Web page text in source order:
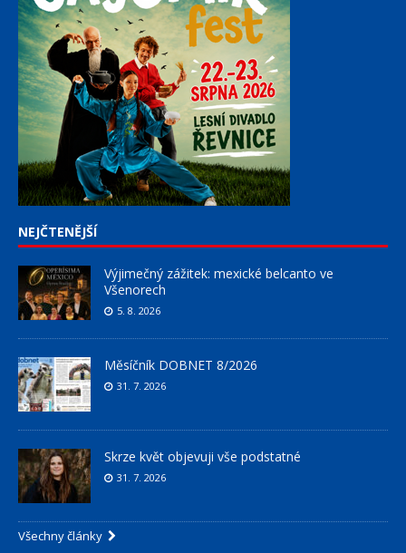
NEJČTENĚJŠÍ
Výjimečný zážitek: mexické belcanto ve
Všenorech
5. 8. 2026
Měsíčník DOBNET 8/2026
31. 7. 2026
Skrze květ objevuji vše podstatné
31. 7. 2026
Všechny články